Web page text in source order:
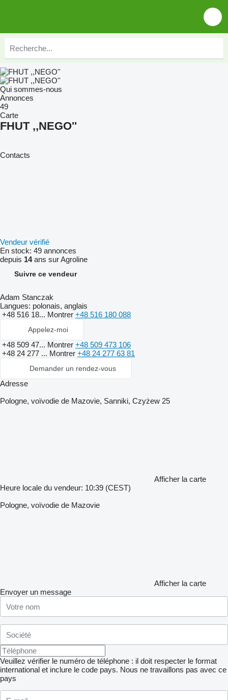
Qui sommes-nous
Annonces
49
Carte
FHUT ,,NEGO''
Contacts
Vendeur vérifié
En stock: 49 annonces
depuis 14ans sur Agroline
Suivre ce vendeur
Adam Stanczak
Langues: polonais, anglais
+48 516 18... Montrer +48 516 180 088
Appelez-moi
+48 509 47... Montrer +48 509 473 106
+48 24 277 ... Montrer +48 24 277 63 81
Demander un rendez-vous
Adresse
Pologne, voïvodie de Mazovie, Sanniki, Czyżew 25
Afficher la carte
Heure locale du vendeur: 10:39 (CEST)
Pologne, voïvodie de Mazovie
Afficher la carte
Envoyer un message
Veuillez vérifier le numéro de téléphone : il doit respecter le format
international et inclure le code pays. Nous ne travaillons pas avec ce
pays